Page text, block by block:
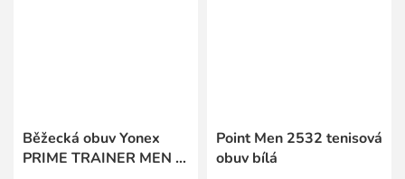
Běžecká obuv Yonex
PRIME TRAINER MEN -
Point Men 2532 tenisová
obuv bílá